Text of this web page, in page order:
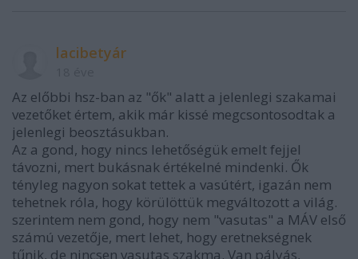
lacibetyár
Az előbbi hsz-ban az "ők" alatt a jelenlegi szakamai
vezetőket értem, akik már kissé megcsontosodtak a
jelenlegi beosztásukban.
Az a gond, hogy nincs lehetőségük emelt fejjel
távozni, mert bukásnak értékelné mindenki. Ők
tényleg nagyon sokat tettek a vasútért, igazán nem
tehetnek róla, hogy körülöttük megváltozott a világ.
szerintem nem gond, hogy nem "vasutas" a MÁV első
számú vezetője, mert lehet, hogy eretnekségnek
tűnik, de nincsen vasutas szakma. Van pályás,